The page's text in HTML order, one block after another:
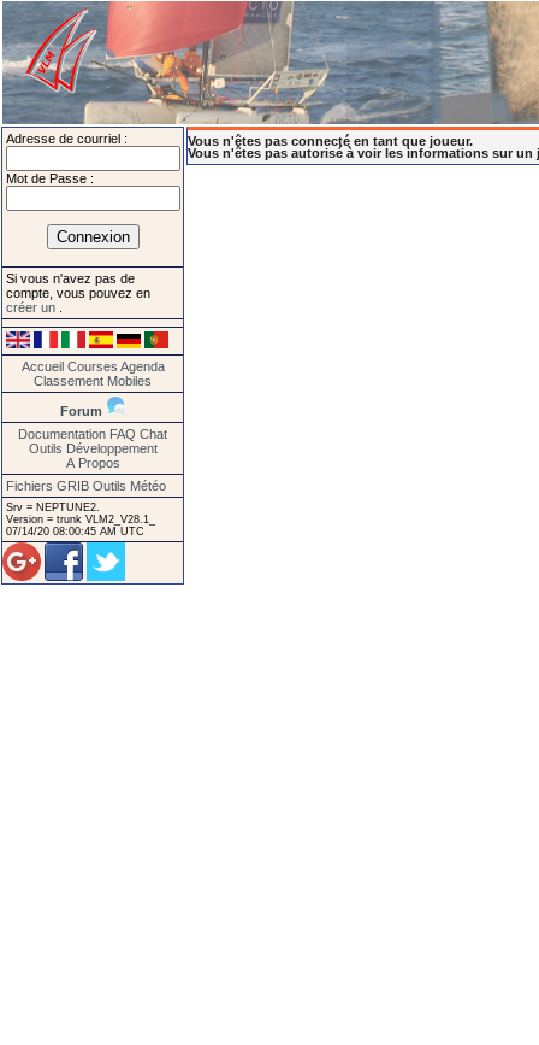
Adresse de courriel :
Mot de Passe :
Si vous n'avez pas de
compte, vous pouvez en
créer un
Accueil Courses Agenda
Classement Mobiles
Forum
Documentation FAQ Chat
Outils Développement
A Propos
Fichiers GRIB Outils Météo
Srv = NEPTUNE2.
Version = trunk VLM2_V28.1_
07/14/20 08:00:45 AM UTC
Vous n'êtes pas connecté en tant que joueur.
Vous n'êtes pas autorisé à voir les informations sur un